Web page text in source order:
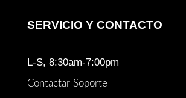
SERVICIO Y CONTACTO
L-S, 8:30am-7:00pm
Contactar Soporte